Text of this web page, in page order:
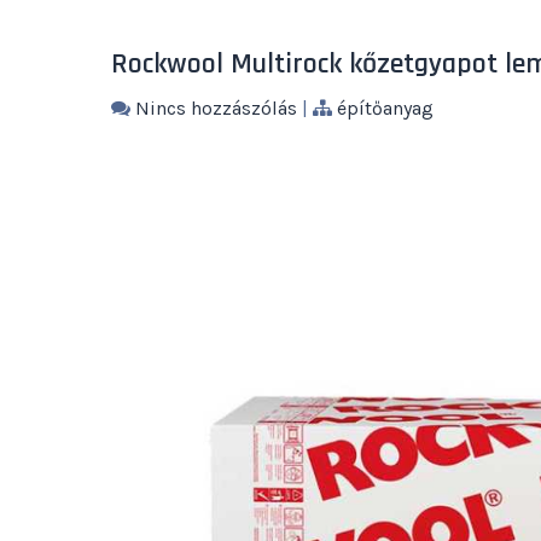
Rockwool Multirock kőzetgyapot
Nincs hozzászólás | építőanyag